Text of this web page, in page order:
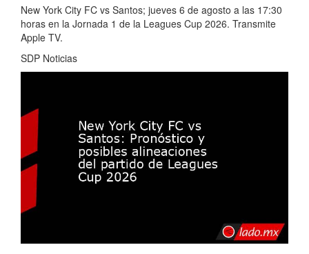
New York City FC vs Santos; jueves 6 de agosto a las 17:30
horas en la Jornada 1 de la Leagues Cup 2026. Transmite
Apple TV.
SDP Noticias